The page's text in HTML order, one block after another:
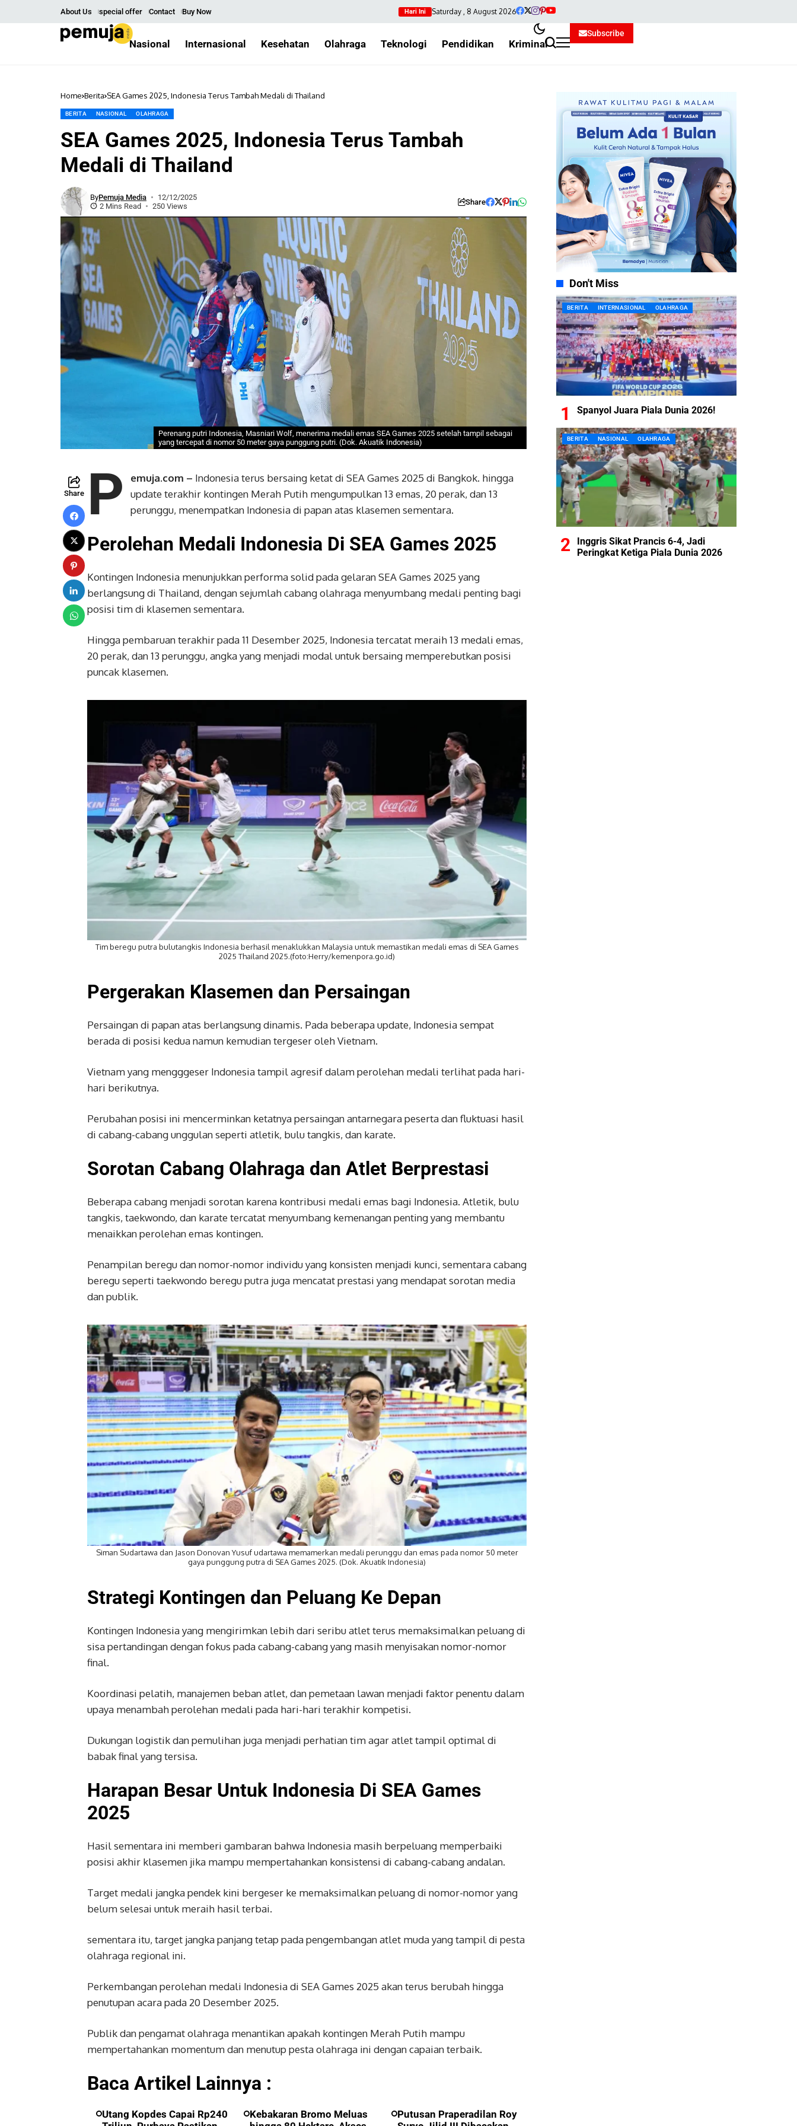
About Us special offer Contact Buy Now Hari Ini Saturday , 8 August 2026
Nasional Internasional Kesehatan Olahraga Teknologi Pendidikan Kriminal
Subscribe
Home Berita SEA Games 2025, Indonesia Terus Tambah Medali di Thailand
BERITA NASIONAL OLAHRAGA
SEA Games 2025, Indonesia Terus Tambah
Medali di Thailand
ByPemuja Media
12/12/2025
2 Mins Read
250 Views Share
Perenang putri Indonesia, Masniari Wolf, menerima medali emas SEA Games 2025 setelah tampil sebagai
yang tercepat di nomor 50 meter gaya punggung putri. (Dok. Akuatik Indonesia)
Share P emuja.com – Indonesia terus bersaing ketat di SEA Games 2025 di Bangkok. hingga
update terakhir kontingen Merah Putih mengumpulkan 13 emas, 20 perak, dan 13
perunggu, menempatkan Indonesia di papan atas klasemen sementara.
Perolehan Medali Indonesia Di SEA Games 2025
Kontingen Indonesia menunjukkan performa solid pada gelaran SEA Games 2025 yang
berlangsung di Thailand, dengan sejumlah cabang olahraga menyumbang medali penting bagi
posisi tim di klasemen sementara.
Hingga pembaruan terakhir pada 11 Desember 2025, Indonesia tercatat meraih 13 medali emas,
20 perak, dan 13 perunggu, angka yang menjadi modal untuk bersaing memperebutkan posisi
puncak klasemen.
Tim beregu putra bulutangkis Indonesia berhasil menaklukkan Malaysia untuk memastikan medali emas di SEA Games
2025 Thailand 2025.(foto:Herry/kemenpora.go.id)
Pergerakan Klasemen dan Persaingan
Persaingan di papan atas berlangsung dinamis. Pada beberapa update, Indonesia sempat
berada di posisi kedua namun kemudian tergeser oleh Vietnam.
Vietnam yang mengggeser Indonesia tampil agresif dalam perolehan medali terlihat pada hari-
hari berikutnya.
Perubahan posisi ini mencerminkan ketatnya persaingan antarnegara peserta dan fluktuasi hasil
di cabang-cabang unggulan seperti atletik, bulu tangkis, dan karate.
Sorotan Cabang Olahraga dan Atlet Berprestasi
Beberapa cabang menjadi sorotan karena kontribusi medali emas bagi Indonesia. Atletik, bulu
tangkis, taekwondo, dan karate tercatat menyumbang kemenangan penting yang membantu
menaikkan perolehan emas kontingen.
Penampilan beregu dan nomor-nomor individu yang konsisten menjadi kunci, sementara cabang
beregu seperti taekwondo beregu putra juga mencatat prestasi yang mendapat sorotan media
dan publik.
Siman Sudartawa dan Jason Donovan Yusuf udartawa memamerkan medali perunggu dan emas pada nomor 50 meter
gaya punggung putra di SEA Games 2025. (Dok. Akuatik Indonesia)
Strategi Kontingen dan Peluang Ke Depan
Kontingen Indonesia yang mengirimkan lebih dari seribu atlet terus memaksimalkan peluang di
sisa pertandingan dengan fokus pada cabang-cabang yang masih menyisakan nomor-nomor
final.
Koordinasi pelatih, manajemen beban atlet, dan pemetaan lawan menjadi faktor penentu dalam
upaya menambah perolehan medali pada hari-hari terakhir kompetisi.
Dukungan logistik dan pemulihan juga menjadi perhatian tim agar atlet tampil optimal di
babak final yang tersisa.
Harapan Besar Untuk Indonesia Di SEA Games
2025
Hasil sementara ini memberi gambaran bahwa Indonesia masih berpeluang memperbaiki
posisi akhir klasemen jika mampu mempertahankan konsistensi di cabang-cabang andalan.
Target medali jangka pendek kini bergeser ke memaksimalkan peluang di nomor-nomor yang
belum selesai untuk meraih hasil terbai.
sementara itu, target jangka panjang tetap pada pengembangan atlet muda yang tampil di pesta
olahraga regional ini.
Perkembangan perolehan medali Indonesia di SEA Games 2025 akan terus berubah hingga
penutupan acara pada 20 Desember 2025.
Publik dan pengamat olahraga menantikan apakah kontingen Merah Putih mampu
mempertahankan momentum dan menutup pesta olahraga ini dengan capaian terbaik.
Baca Artikel Lainnya :
Utang Kopdes Capai Rp240
Kebakaran Bromo Meluas
Putusan Praperadilan Roy
Don't Miss
BERITA INTERNASIONAL OLAHRAGA
Spanyol Juara Piala Dunia 2026!
BERITA NASIONAL OLAHRAGA
Inggris Sikat Prancis 6-4, Jadi
Peringkat Ketiga Piala Dunia 2026